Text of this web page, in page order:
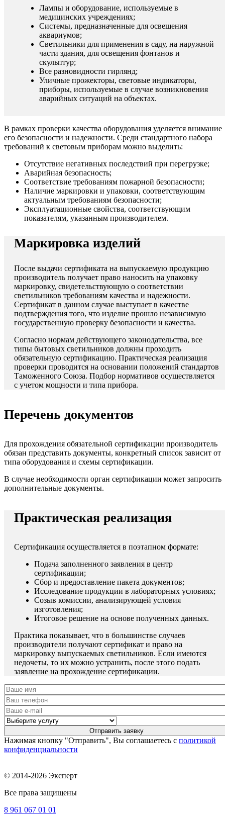
Лампы и оборудование, используемые в
медицинских учреждениях;
Системы, предназначенные для освещения
аквариумов;
Светильники для применения в саду, на наружной
части здания, для освещения фонтанов и
скульптур;
Все разновидности гирлянд;
Уличные прожекторы, световые индикаторы,
приборы, используемые в случае возникновения
аварийных ситуаций на объектах.
В рамках проверки качества оборудования уделяется внимание
его безопасности и надежности. Среди стандартного набора
требований к световым приборам можно выделить:
Отсутствие негативных последствий при перегрузке;
Аварийная безопасность;
Соответствие требованиям пожарной безопасности;
Наличие маркировки и упаковки, соответствующим
актуальным требованиям безопасности;
Эксплуатационные свойства, соответствующим
показателям, указанным производителем.
Маркировка изделий
После выдачи сертификата на выпускаемую продукцию
производитель получает право наносить на упаковку
маркировку, свидетельствующую о соответствии
светильников требованиям качества и надежности.
Сертификат в данном случае выступает в качестве
подтверждения того, что изделие прошло независимую
государственную проверку безопасности и качества.
Согласно нормам действующего законодательства, все
типы бытовых светильников должны проходить
обязательную сертификацию. Практическая реализация
проверки проводится на основании положений стандартов
Таможенного Союза. Подбор нормативов осуществляется
с учетом мощности и типа прибора.
Перечень документов
Для прохождения обязательной сертификации производитель
обязан представить документы, конкретный список зависит от
типа оборудования и схемы сертификации.
В случае необходимости орган сертификации может запросить
дополнительные документы.
Практическая реализация
Сертификация осуществляется в поэтапном формате:
Подача заполненного заявления в центр
сертификации;
Сбор и предоставление пакета документов;
Исследование продукции в лабораторных условиях;
Созыв комиссии, анализирующей условия
изготовления;
Итоговое решение на основе полученных данных.
Практика показывает, что в большинстве случаев
производители получают сертификат и право на
маркировку выпускаемых светильников. Если имеются
недочеты, то их можно устранить, после этого подать
заявление на прохождение сертификации.
Нажимая кнопку "Отправить", Вы соглашаетесь с политикой
конфиденциальности
© 2014-2026 Эксперт
Все права защищены
8 961 067 01 01